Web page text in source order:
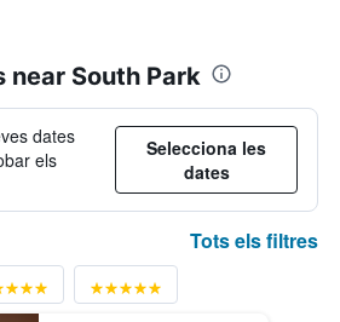
near South Park
dates
els
Selecciona les
dates
Tots els filtres